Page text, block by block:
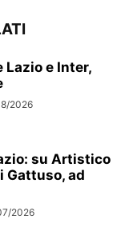
Lazio e Inter,
2026
su Artistico
Gattuso, ad
2026